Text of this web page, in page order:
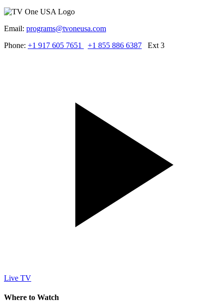
Email: programs@tvoneusa.com
Phone: +1 917 605 7651 +1 855 886 6387 Ext 3
Live TV
Where to Watch